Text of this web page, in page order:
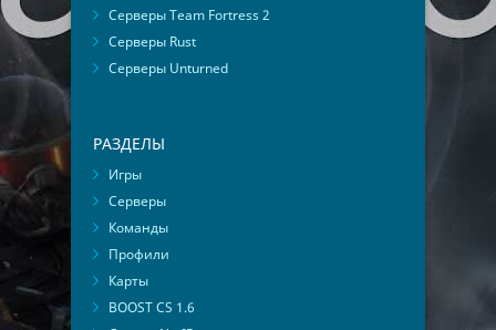
Серверы Team Fortress 2
Серверы Rust
Серверы Unturned
РАЗДЕЛЫ
Игры
Серверы
Команды
Профили
Карты
BOOST CS 1.6